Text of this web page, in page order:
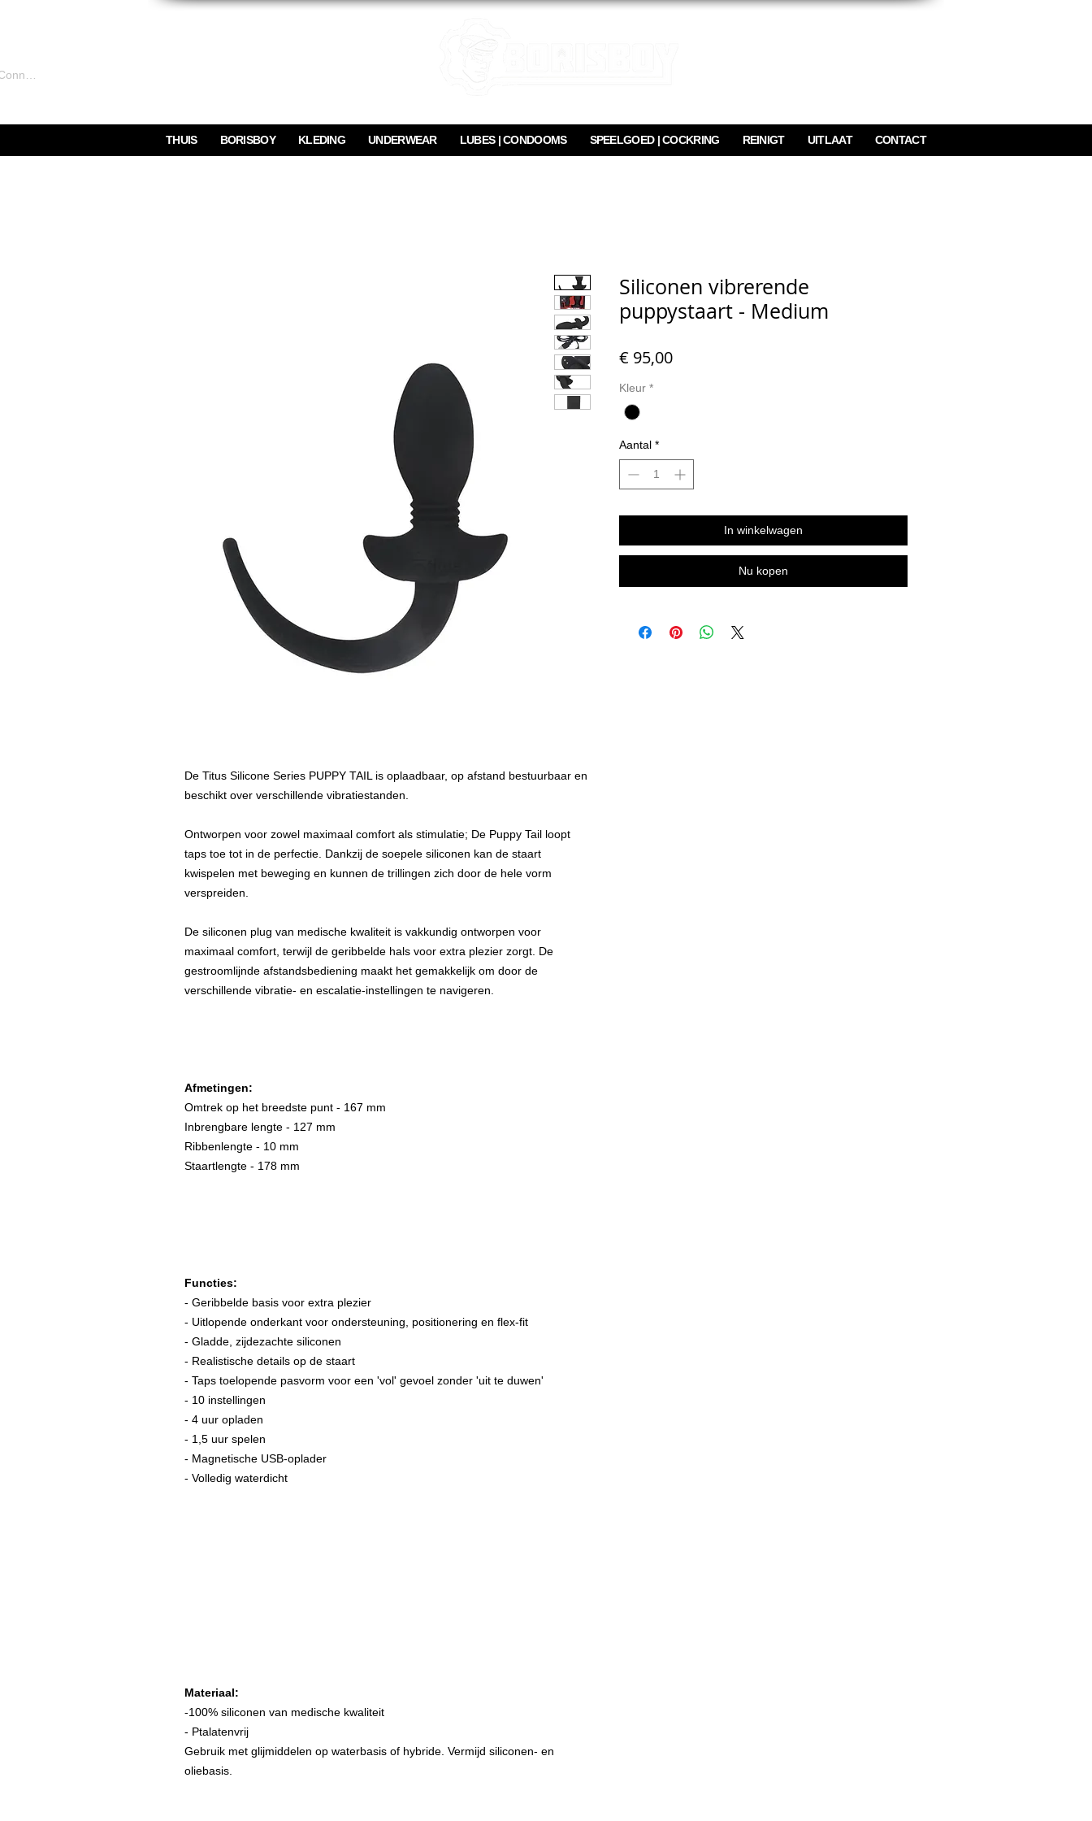
THUIS BORISBOY KLEDING UNDERWEAR LUBES | CONDOOMS SPEELGOED | COCKRING REINIGT UITLAAT CONTACT
De Titus Silicone Series PUPPY TAIL is oplaadbaar, op afstand bestuurbaar en
beschikt over verschillende vibratiestanden.
Ontworpen voor zowel maximaal comfort als stimulatie; De Puppy Tail loopt
taps toe tot in de perfectie. Dankzij de soepele siliconen kan de staart
kwispelen met beweging en kunnen de trillingen zich door de hele vorm
verspreiden.
De siliconen plug van medische kwaliteit is vakkundig ontworpen voor
maximaal comfort, terwijl de geribbelde hals voor extra plezier zorgt. De
gestroomlijnde afstandsbediening maakt het gemakkelijk om door de
verschillende vibratie- en escalatie-instellingen te navigeren.
Afmetingen:
Omtrek op het breedste punt - 167 mm
Inbrengbare lengte - 127 mm
Ribbenlengte - 10 mm
Staartlengte - 178 mm
Functies:
- Geribbelde basis voor extra plezier
- Uitlopende onderkant voor ondersteuning, positionering en flex-fit
- Gladde, zijdezachte siliconen
- Realistische details op de staart
- Taps toelopende pasvorm voor een 'vol' gevoel zonder 'uit te duwen'
- 10 instellingen
- 4 uur opladen
- 1,5 uur spelen
- Magnetische USB-oplader
- Volledig waterdicht
Materiaal:
-100% siliconen van medische kwaliteit
- Ptalatenvrij
Gebruik met glijmiddelen op waterbasis of hybride. Vermijd siliconen- en
oliebasis.
Siliconen vibrerende
puppystaart - Medium
€ 95,00Prijs
Kleur *
Aantal *
In winkelwagen
Nu kopen